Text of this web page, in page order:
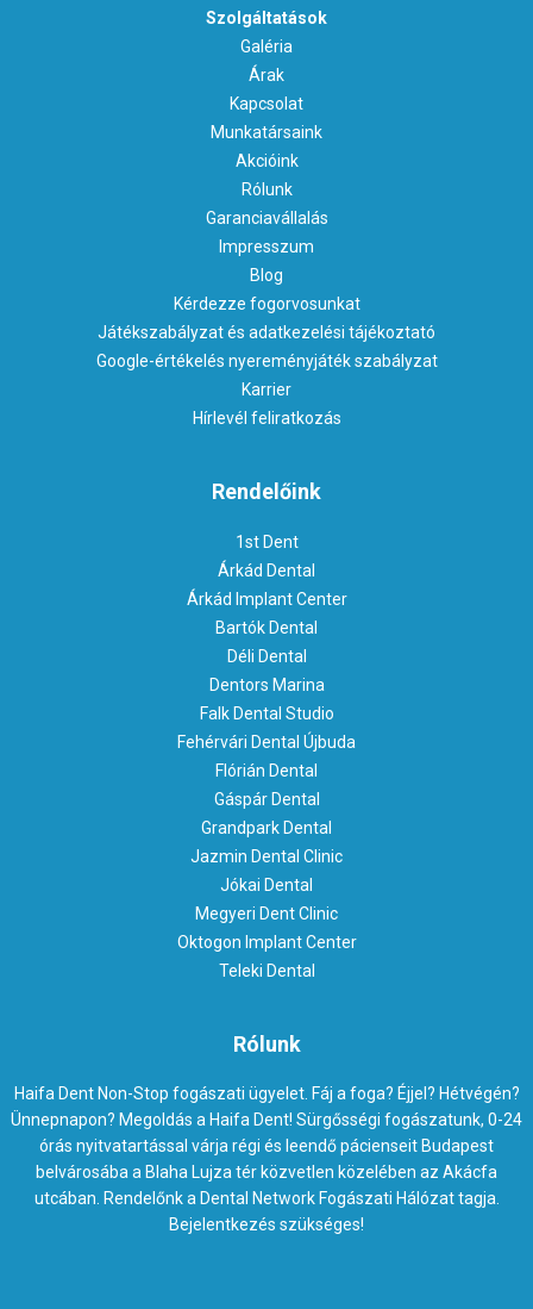
Szolgáltatások
Galéria
Árak
Kapcsolat
Munkatársaink
Akcióink
Rólunk
Garanciavállalás
Impresszum
Blog
Kérdezze fogorvosunkat
Játékszabályzat és adatkezelési tájékoztató
Google-értékelés nyereményjáték szabályzat
Karrier
Hírlevél feliratkozás
Rendelőink
1st Dent
Árkád Dental
Árkád Implant Center
Bartók Dental
Déli Dental
Dentors Marina
Falk Dental Studio
Fehérvári Dental Újbuda
Flórián Dental
Gáspár Dental
Grandpark Dental
Jazmin Dental Clinic
Jókai Dental
Megyeri Dent Clinic
Oktogon Implant Center
Teleki Dental
Rólunk
Haifa Dent Non-Stop fogászati ügyelet. Fáj a foga? Éjjel? Hétvégén?
Ünnepnapon? Megoldás a Haifa Dent! Sürgősségi fogászatunk, 0-24
órás nyitvatartással várja régi és leendő pácienseit Budapest
belvárosába a Blaha Lujza tér közvetlen közelében az Akácfa
utcában. Rendelőnk a Dental Network Fogászati Hálózat tagja.
Bejelentkezés szükséges!